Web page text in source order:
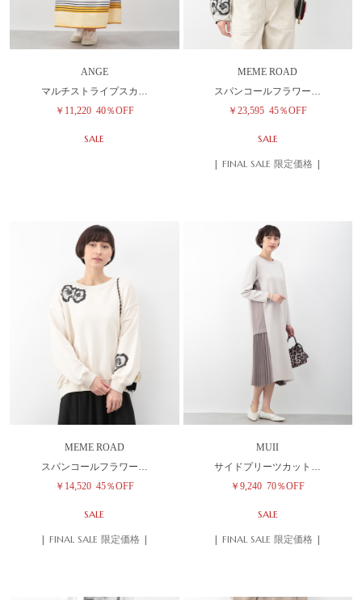
ANGE
マルチストライプスカ…
￥11,220 40％OFF
SALE
MEME ROAD
スパンコールフラワー…
￥23,595 45％OFF
SALE
| FINAL SALE 限定価格 |
MEME ROAD
スパンコールフラワー…
￥14,520 45％OFF
SALE
| FINAL SALE 限定価格 |
MUII
サイドプリーツカット…
￥9,240 70％OFF
SALE
| FINAL SALE 限定価格 |